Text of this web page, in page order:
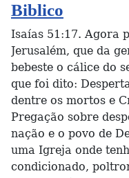
Biblico
Isaías 51:17. Agora
Jerusalém, que da
bebeste o cálice do
que foi dito:
dentre os mortos e
Pregação sobre
nação e o povo de
uma Igreja onde
condicionado,